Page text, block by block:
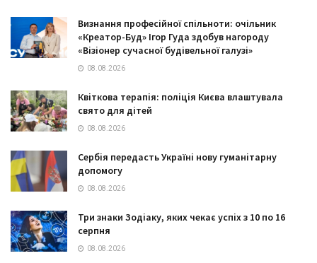
Визнання професійної спільноти: очільник
«Креатор-Буд» Ігор Гуда здобув нагороду
«Візіонер сучасної будівельної галузі»
08.08.2026
Квіткова терапія: поліція Києва влаштувала
свято для дітей
08.08.2026
Сербія передасть Україні нову гуманітарну
допомогу
08.08.2026
Три знаки Зодіаку, яких чекає успіх з 10 по 16
серпня
08.08.2026